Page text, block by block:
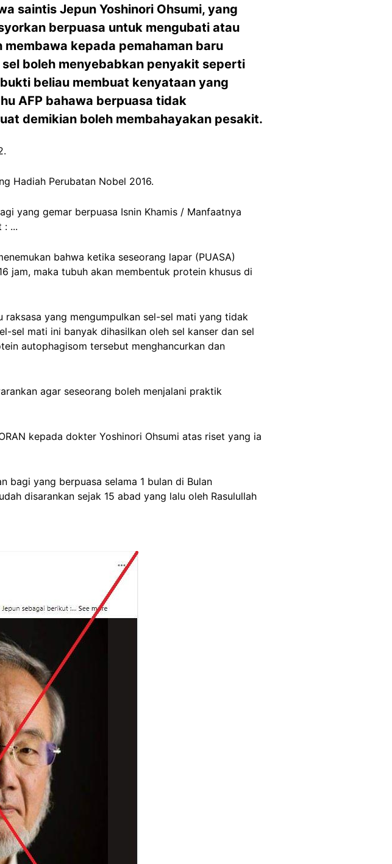
saintis Jepun Yoshinori Ohsumi, yang
berpuasa untuk mengubati atau
kepada pemahaman baru
boleh menyebabkan penyakit seperti
beliau membuat kenyataan yang
AFP bahawa berpuasa tidak
demikian boleh membahayakan pesakit.
Hadiah Perubatan Nobel 2016.
yang gemar berpuasa Isnin Khamis / Manfaatnya
: ...
bahwa ketika seseorang lapar (PUASA)
jam, maka tubuh akan membentuk protein khusus di
yang mengumpulkan sel-sel mati yang tidak
sel mati ini banyak dihasilkan oleh sel kanser dan sel
autophagisom tersebut menghancurkan dan
agar seseorang boleh menjalani praktik
kepada dokter Yoshinori Ohsumi atas riset yang ia
bagi yang berpuasa selama 1 bulan di Bulan
disarankan sejak 15 abad yang lalu oleh Rasulullah